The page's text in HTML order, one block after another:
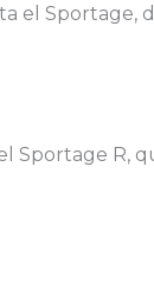
Sportage,
Sportage R,